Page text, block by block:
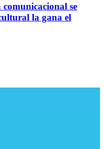
se
la gana el